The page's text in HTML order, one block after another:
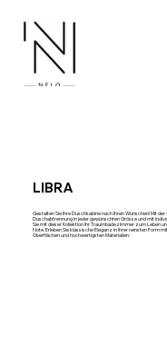
LIBRA
Gestalten Sie Ihre Duschkabine nach Ihren Wünschen! Mit der
Duschabtrennung in jeder gewünschten Grösse und mit
Sie mit dieser Kollektion Ihr Traumbadezimmer zum Leben
Note. Erleben Sie klassische Eleganz in Ihrer reinsten Form
Oberflächen und hochwertigsten Materialien.